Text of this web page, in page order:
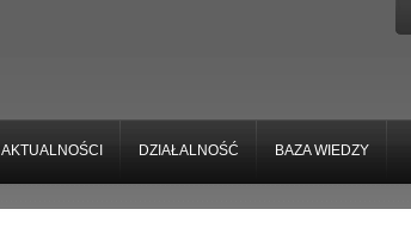
AKTUALNOŚCI DZIAŁALNOŚĆ BAZA WIEDZY